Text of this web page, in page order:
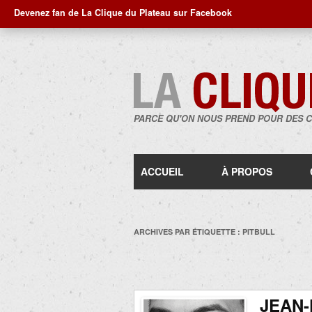
Devenez fan de La Clique du Plateau sur Facebook
PARCE QU'ON NOUS PREND POUR DES
ACCUEIL À PROPOS
ARCHIVES PAR ÉTIQUETTE : PITBULL